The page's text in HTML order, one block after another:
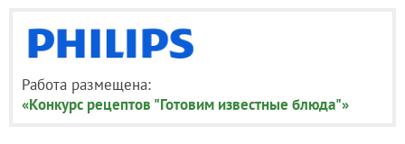
Работа размещена:
«Конкурс рецептов "Готовим известные блюда"»